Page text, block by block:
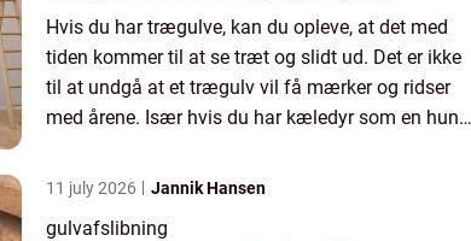
Hvis du har trægulve, kan du opleve, at det med
tiden kommer til at se træt og slidt ud. Det er ikke
til at undgå at et trægulv vil få mærker og ridser
med årene. Især hvis du har kæledyr som en hund
i ...
11 july 2026 Jannik Hansen
gulvafslibning